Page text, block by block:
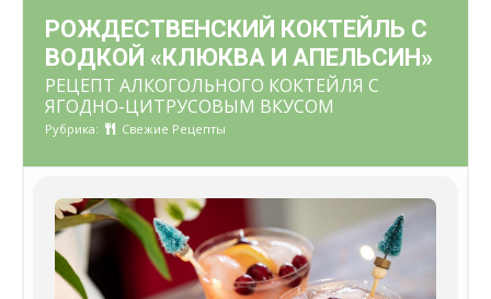
РОЖДЕСТВЕНСКИЙ КОКТЕЙЛЬ С
ВОДКОЙ «КЛЮКВА И АПЕЛЬСИН»
РЕЦЕПТ АЛКОГОЛЬНОГО КОКТЕЙЛЯ С
ЯГОДНО-ЦИТРУСОВЫМ ВКУСОМ
Рубрика: Свежие Рецепты